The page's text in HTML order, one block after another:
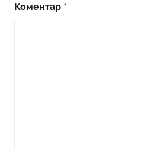
Коментар *